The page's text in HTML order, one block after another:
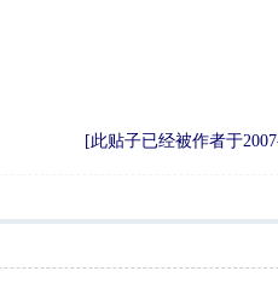
[此贴子已经被作者于